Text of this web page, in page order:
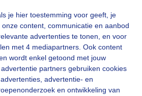
je hier toestemming voor geeft, je
content, communicatie en aanbod
advertenties te tonen, en voor
met 4 mediapartners. Ook content
wordt enkel getoond met jouw
partners gebruiken cookies
advertentie- en
en ontwikkeling van